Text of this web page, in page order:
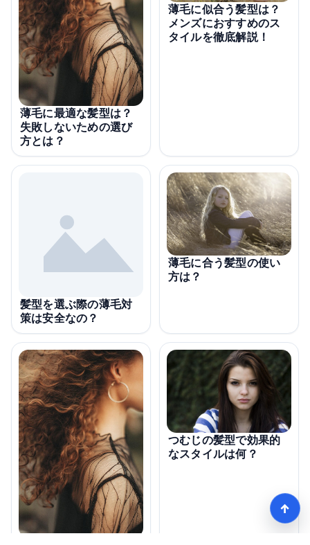
薄毛に最適な髪型は？
失敗しないための選び
方とは？
薄毛に似合う髪型は？
メンズにおすすめのス
タイルを徹底解説！
髪型を選ぶ際の薄毛対
策は安全なの？
薄毛に合う髪型の使い
方は？
つむじの髪型で効果的
なスタイルは何？
↑